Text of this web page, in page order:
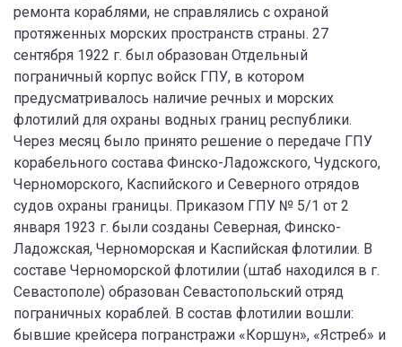
ремонта кораблями, не справлялись с охраной
протяженных морских пространств страны. 27
сентября 1922 г. был образован Отдельный
пограничный корпус войск ГПУ, в котором
предусматривалось наличие речных и морских
флотилий для охраны водных границ республики.
Через месяц было принято решение о передаче ГПУ
корабельного состава Финско-Ладожского, Чудского,
Черноморского, Каспийского и Северного отрядов
судов охраны границы. Приказом ГПУ № 5/1 от 2
января 1923 г. были созданы Северная, Финско-
Ладожская, Черноморская и Каспийская флотилии. В
составе Черноморской флотилии (штаб находился в г.
Севастополе) образован Севастопольский отряд
пограничных кораблей. В состав флотилии вошли:
бывшие крейсера погранстражи «Коршун», «Ястреб» и